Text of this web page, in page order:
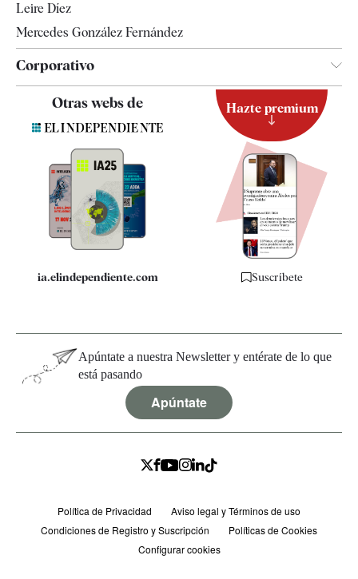
Leire Díez
Mercedes González Fernández
Corporativo
Contacto
Quiénes somos
Especificaciones
Otras webs de
ia.elindependiente.com
Hazte premium
Suscríbete
Apúntate a nuestra Newsletter y entérate de lo que
está pasando
Apúntate
Política de Privacidad
Aviso legal y Términos de uso
Condiciones de Registro y Suscripción
Políticas de Cookies
Configurar cookies